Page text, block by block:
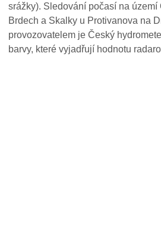
srážky). Sledování počasí na
Brdech a Skalky u Protivanova na
provozovatelem je Český
barvy, které vyjadřují hodnotu